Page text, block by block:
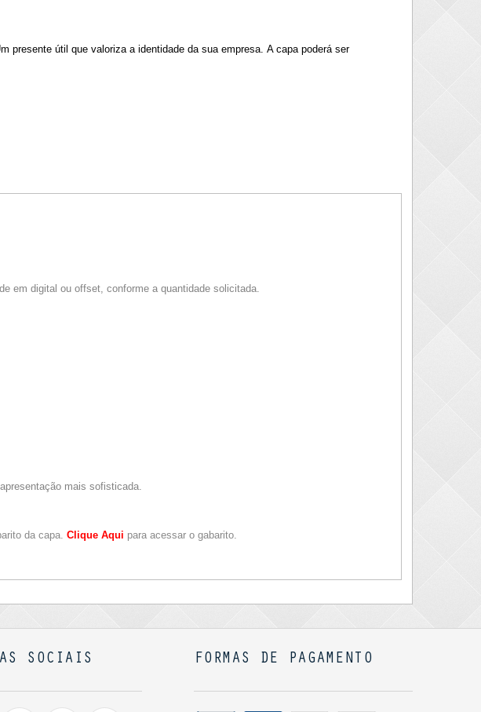
presente útil que valoriza a identidade da sua empresa. A capa poderá ser
em digital ou offset, conforme a quantidade solicitada.
mais sofisticada.
da capa. Clique Aqui para acessar o gabarito.
SOCIAIS FORMAS DE PAGAMENTO